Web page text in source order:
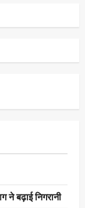
ने बढ़ाई निगरानी